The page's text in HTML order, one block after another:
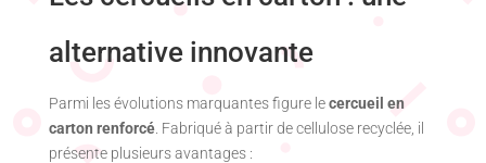
alternative innovante
Parmi les évolutions marquantes figure lecercueil en
carton renforcé. Fabriqué à partir de cellulose recyclée, il
présente plusieurs avantages :